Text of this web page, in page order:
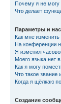
Почему я не могу
Что делает
Параметры и
Как мне
На конференции
Я изменил
Моего языка нет
Как я могу
Что такое звание
Когда я щёлкаю
Создание